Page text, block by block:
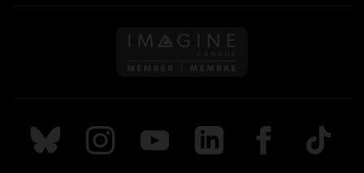
Suivez nous sur Bluesky
Suivez nous sur Instagram
Suivez nous sur Youtube
Suivez nous sur LinkedIn
Suivez nous sur
TikTok